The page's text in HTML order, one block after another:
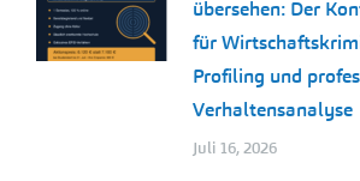
übersehen: Der
für
Profiling und
Verhaltensanalyse
Juli 16, 2026